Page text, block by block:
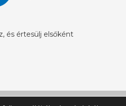
és értesülj elsőként